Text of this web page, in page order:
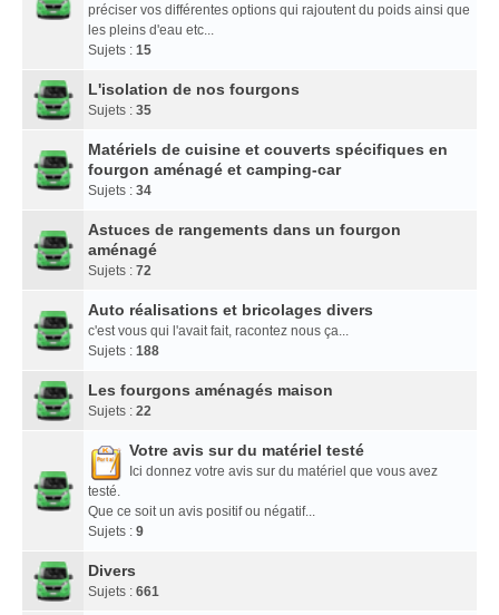
préciser vos différentes options qui rajoutent du poids ainsi que
les pleins d'eau etc...
Sujets : 15
L'isolation de nos fourgons
Sujets : 35
Matériels de cuisine et couverts spécifiques en
fourgon aménagé et camping-car
Sujets : 34
Astuces de rangements dans un fourgon
aménagé
Sujets : 72
Auto réalisations et bricolages divers
c'est vous qui l'avait fait, racontez nous ça...
Sujets : 188
Les fourgons aménagés maison
Sujets : 22
Votre avis sur du matériel testé
Ici donnez votre avis sur du matériel que vous avez
testé.
Que ce soit un avis positif ou négatif...
Sujets : 9
Divers
Sujets : 661